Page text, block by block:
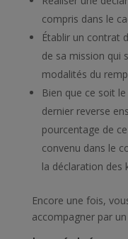
compris dans le
Établir un contrat
de sa mission qui
modalités du
Bien que ce soit
dernier reverse
pourcentage de
convenu dans le
la déclaration des
Encore une fois,
accompagner par